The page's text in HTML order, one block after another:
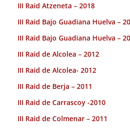
III Raid Atzeneta – 2018
III Raid Bajo Guadiana Huelva –
III Raid Bajo Guadiana Huelva –
III Raid de Alcolea – 2012
III Raid de Alcolea- 2012
III Raid de Berja – 2011
III Raid de Carrascoy -2010
III Raid de Colmenar – 2011